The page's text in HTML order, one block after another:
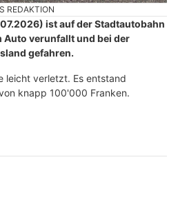
REDAKTION
ist auf der Stadtautobahn
Auto verunfallt und bei der
gefahren.
leicht verletzt. Es entstand
knapp 100'000 Franken.